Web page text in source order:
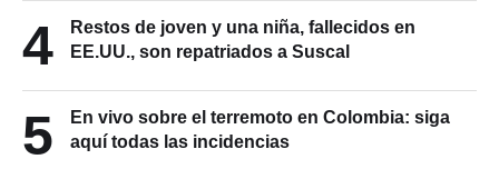
4
Restos de joven y una niña, fallecidos en
EE.UU., son repatriados a Suscal
5
En vivo sobre el terremoto en Colombia: siga
aquí todas las incidencias